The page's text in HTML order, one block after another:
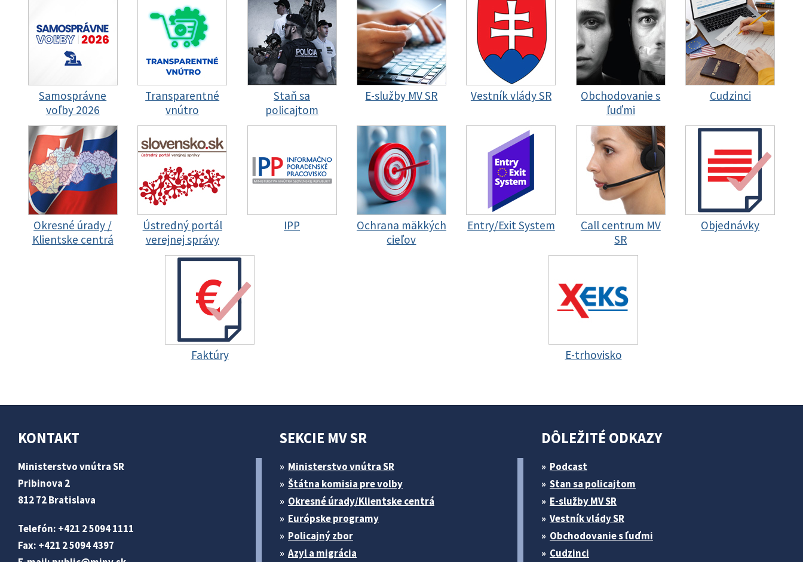
Samosprávne
voľby 2026
Transparentné
vnútro
Staň sa
policajtom
E-služby MV SR Vestník vlády SR
Obchodovanie s
ľuďmi
Cudzinci
Okresné úrady /
Klientske centrá
Ústredný portál
verejnej správy
IPP
Ochrana mäkkých
cieľov
Entry/Exit System
Call centrum MV
SR
Objednávky
Faktúry E-trhovisko
KONTAKT
Ministerstvo vnútra SR
Pribinova 2
812 72 Bratislava
Telefón: +421 2 5094 1111
Fax: +421 2 5094 4397
SEKCIE MV SR
Ministerstvo vnútra SR
Štátna komisia pre volby
Okresné úrady/Klientske centrá
Európske programy
Policajný zbor
Azyl a migrácia
DÔLEŽITÉ ODKAZY
Podcast
Stan sa policajtom
E-služby MV SR
Vestník vlády SR
Obchodovanie s ľuďmi
Cudzinci